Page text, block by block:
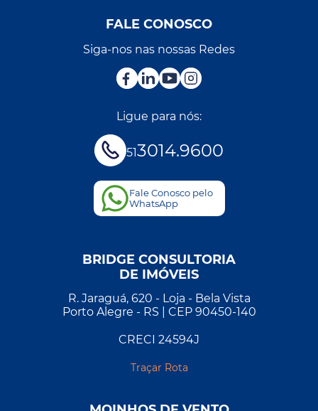
FALE CONOSCO
Siga-nos nas nossas Redes
Ligue para nós:
513014.9600
Fale Conosco pelo
WhatsApp
BRIDGE CONSULTORIA
DE IMÓVEIS
R. Jaraguá, 620 - Loja - Bela Vista
Porto Alegre - RS | CEP 90450-140
CRECI 24594J
Traçar Rota